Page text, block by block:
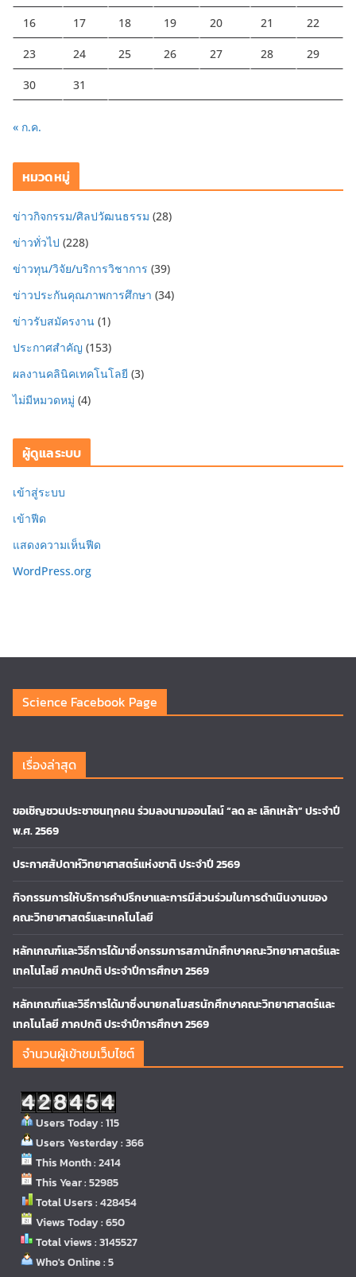
16 17 18 19 20 21 22
23 24 25 26 27 28 29
30 31
« ก.ค.
หมวดหมู่
ข่าวกิจกรรม/ศิลปวัฒนธรรม (28)
ข่าวทั่วไป (228)
ข่าวทุน/วิจัย/บริการวิชาการ (39)
ข่าวประกันคุณภาพการศึกษา (34)
ข่าวรับสมัครงาน (1)
ประกาศสำคัญ (153)
ผลงานคลินิคเทคโนโลยี (3)
ไม่มีหมวดหมู่ (4)
ผู้ดูแลระบบ
เข้าสู่ระบบ
เข้าฟีด
แสดงความเห็นฟีด
WordPress.org
Science Facebook Page
เรื่องล่าสุด
ขอเชิญชวนประชาชนทุกคน ร่วมลงนามออนไลน์ “ลด ละ เลิกเหล้า” ประจำปี
พ.ศ. 2569
ประกาศสัปดาห์วิทยาศาสตร์แห่งชาติ ประจำปี 2569
กิจกรรมการให้บริการคำปรึกษาและการมีส่วนร่วมในการดำเนินงานของ
คณะวิทยาศาสตร์และเทคโนโลยี
หลักเกณฑ์และวิธีการได้มาซึ่งกรรมการสภานักศึกษาคณะวิทยาศาสตร์และ
เทคโนโลยี ภาคปกติ ประจำปีการศึกษา 2569
หลักเกณฑ์และวิธีการได้มาซึ่งนายกสโมสรนักศึกษาคณะวิทยาศาสตร์และ
เทคโนโลยี ภาคปกติ ประจำปีการศึกษา 2569
จำนวนผู้เข้าชมเว็บไซต์
Users Today : 115
Users Yesterday : 366
This Month : 2414
This Year : 52985
Total Users : 428454
Views Today : 650
Total views : 3145527
Who's Online : 5